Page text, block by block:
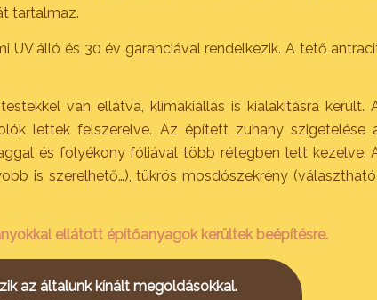
tartalmaz.
álló és 30 év garanciával rendelkezik. A tető
van ellátva, klímakiállás is kialakításra került.
lettek felszerelve. Az épített zuhany szigetelése
és folyékony fóliával több rétegben lett kezelve.
is szerelhető…), tükrös mosdószekrény
ellátott építőanyagok kerültek beépítésre.
az általunk kínált megoldásokkal.